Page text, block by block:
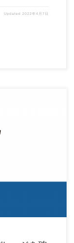
Updated 2022年4月7日
分が実行され、どの部